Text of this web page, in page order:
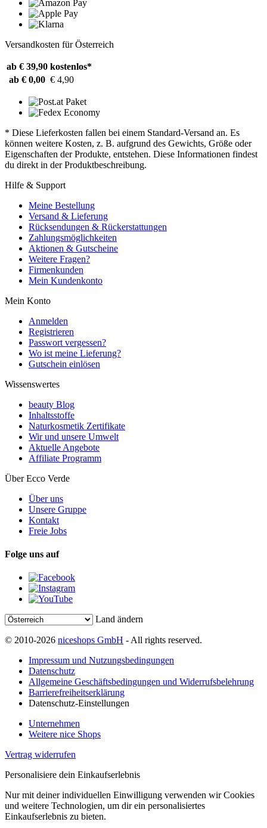
Versandkosten für Österreich
ab € 39,90 kostenlos*
ab € 0,00 € 4,90
* Diese Lieferkosten fallen bei einem Standard-Versand an. Es
können weitere Kosten, z. B. aufgrund des Gewichts, Größe oder
Eigenschaften der Produkte, entstehen. Diese Informationen findest
du direkt in der Produktbeschreibung.
Hilfe & Support
Meine Bestellung
Versand & Lieferung
Rücksendungen & Rückerstattungen
Zahlungsmöglichkeiten
Aktionen & Gutscheine
Weitere Fragen?
Firmenkunden
Mein Kundenkonto
Mein Konto
Anmelden
Registrieren
Passwort vergessen?
Wo ist meine Lieferung?
Gutschein einlösen
Wissenswertes
beauty Blog
Inhaltsstoffe
Naturkosmetik Zertifikate
Wir und unsere Umwelt
Aktuelle Angebote
Affiliate Programm
Über Ecco Verde
Über uns
Unsere Gruppe
Kontakt
Freie Jobs
Folge uns auf
Land ändern
© 2010-2026 niceshops GmbH - All rights reserved.
Impressum und Nutzungsbedingungen
Datenschutz
Allgemeine Geschäftsbedingungen und Widerrufsbelehrung
Barrierefreiheitserklärung
Datenschutz-Einstellungen
Unternehmen
Weitere nice Shops
Vertrag widerrufen
Personalisiere dein Einkaufserlebnis
Nur mit deiner individuellen Einwilligung verwenden wir Cookies
und weitere Technologien, um dir ein personalisiertes
Einkaufserlebnis zu bieten.